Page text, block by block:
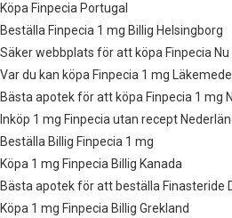
Köpa Finpecia Portugal
Beställa Finpecia 1 mg Billig Helsingborg
Säker webbplats för att köpa Finpecia Nu
Var du kan köpa Finpecia 1 mg Läkemedel
Bästa apotek för att köpa Finpecia 1 mg
Inköp 1 mg Finpecia utan recept
Beställa Billig Finpecia 1 mg
Köpa 1 mg Finpecia Billig Kanada
Bästa apotek för att beställa Finasteride
Köpa 1 mg Finpecia Billig Grekland